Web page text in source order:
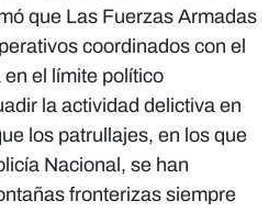
que Las Fuerzas Armadas
coordinados con el
el límite político
la actividad delictiva en
los patrullajes, en los que
Nacional, se han
fronterizas siempre